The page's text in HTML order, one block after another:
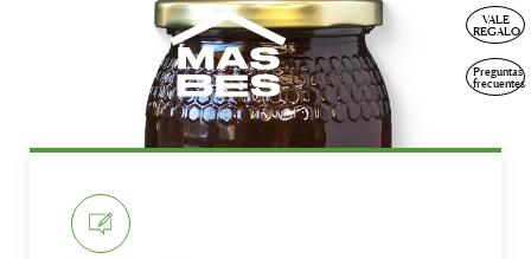
VALE
REGALO
Preguntas
frecuentes